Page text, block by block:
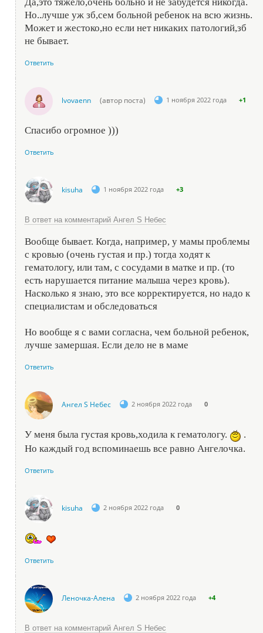
Но..лучше уж зб,сем больной ребенок на всю жизнь.
Может и жестоко,но если нет никаких патологий,зб
не бывает.
Ответить
lvovaenn (автор поста) 1 ноября 2022 года +1
Спасибо огромное )))
Ответить
kisuha 1 ноября 2022 года +3
В ответ на комментарий Ангел S Небес
Вообще бывает. Когда, например, у мамы проблемы
с кровью (очень густая и пр.) тогда ходят к
гематологу, или там, с сосудами в матке и пр. (то
есть нарушается питание малыша через кровь).
Насколько я знаю, это все корректируется, но надо к
специалистам и обследоваться
Но вообще я с вами согласна, чем больной ребенок,
лучше замершая. Если дело не в маме
Ответить
Ангел S Небес 2 ноября 2022 года 0
У меня была густая кровь,ходила к гематологу.
.
Но каждый год вспоминаешь все равно Ангелочка.
Ответить
kisuha 2 ноября 2022 года 0
Ответить
Леночка-Алена 2 ноября 2022 года +4
В ответ на комментарий Ангел S Небес